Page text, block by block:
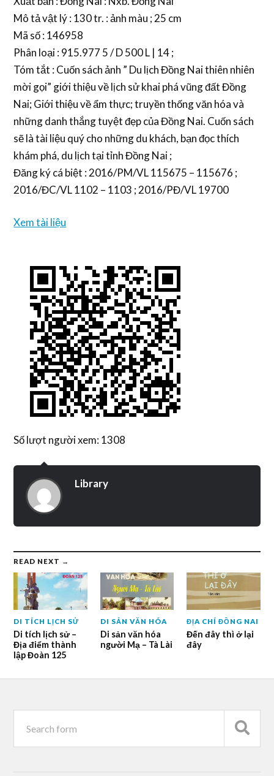
Mô tả vật lý : 130 tr. : ảnh màu ; 25 cm
Mã số : 146958
Phân loại : 915.977 5 / D 500 L | 14 ;
Tóm tắt : Cuốn sách ảnh ” Du lịch Đồng Nai thiên nhiên
mời gọi” giới thiệu về lịch sử khai phá vũng đất Đồng
Nai; Giới thiệu về ẩm thực; truyền thống văn hóa và
những danh thắng tuyệt đẹp của Đồng Nai. Cuốn sách
sẽ là tài liệu quý cho những du khách, bạn đọc thích
khám phá, du lịch tại tỉnh Đồng Nai ;
Đăng ký cá biệt : 2016/PM/VL 115675 – 115676 ;
2016/ĐC/VL 1102 – 1103 ; 2016/PĐ/VL 19700
Xem tài liệu
Số lượt người xem: 1308
Library
READ NEXT →
DI TÍCH LỊCH SỬ
Di tích lịch sử –
Địa điểm thành
lập Đoàn 125
DI SẢN VĂN HÓA
Di sản văn hóa
người Mạ – Tà Lài
ĐỊA CHÍ ĐỒNG NAI
Đến đây thì ở lại
đây